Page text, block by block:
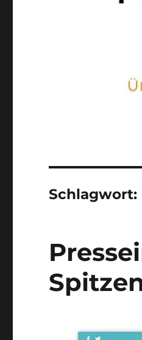
Schlagwort: